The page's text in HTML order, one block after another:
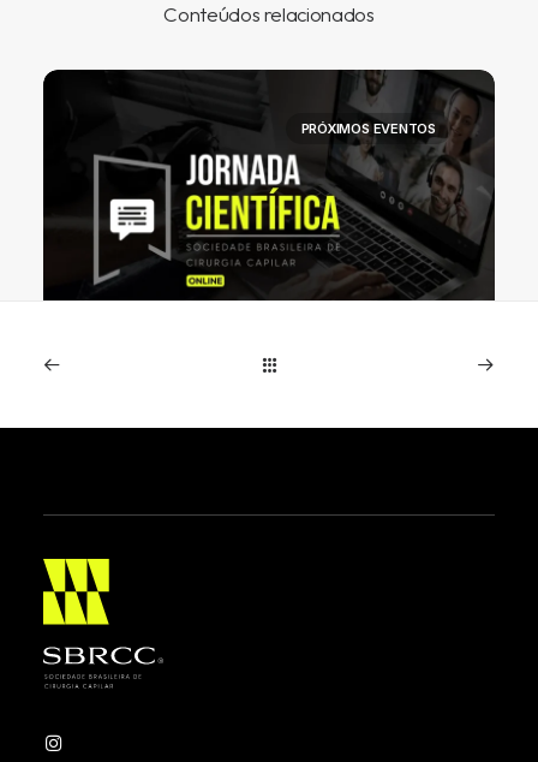
Conteúdos relacionados
PRÓXIMOS EVENTOS
SBRCC realiza primeira Jornada
países em cinco noites de programação ao…